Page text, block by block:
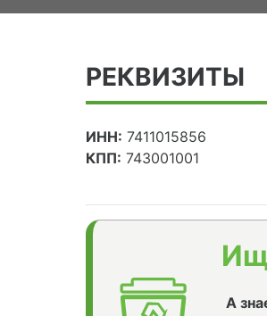
РЕКВИЗИТЫ
ИНН: 7411015856
КПП: 743001001
А